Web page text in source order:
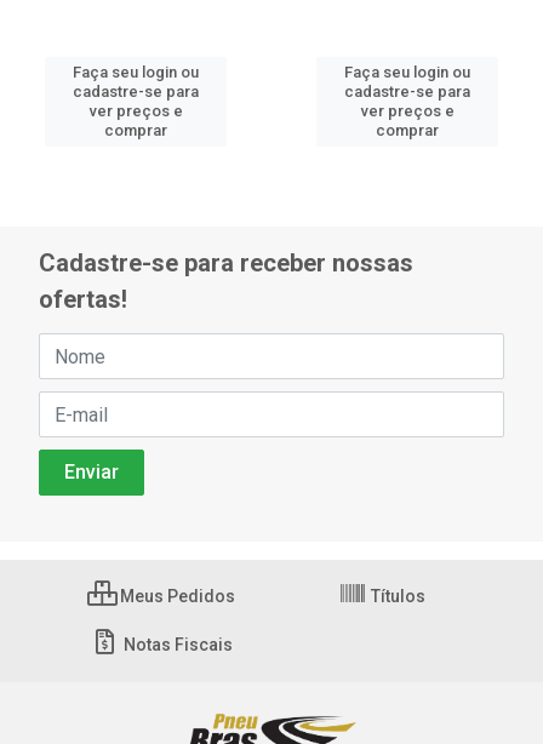
Faça seu login ou
cadastre-se para
ver preços e
comprar
Faça seu login ou
cadastre-se para
ver preços e
comprar
Cadastre-se para receber nossas
ofertas!
Meus Pedidos Títulos
Notas Fiscais